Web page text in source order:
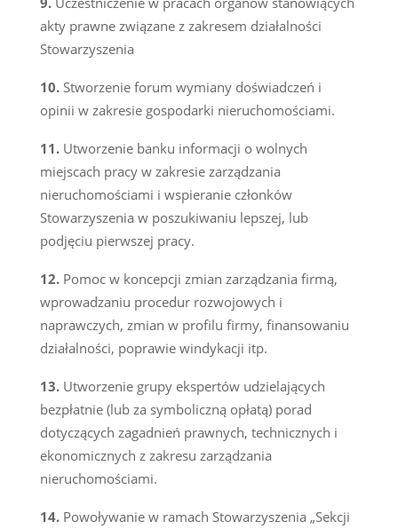
akty prawne związane z zakresem działalności
Stowarzyszenia
Stworzenie forum wymiany doświadczeń i
opinii w zakresie gospodarki nieruchomościami.
Utworzenie banku informacji o wolnych
miejscach pracy w zakresie zarządzania
nieruchomościami i wspieranie członków
Stowarzyszenia w poszukiwaniu lepszej, lub
podjęciu pierwszej pracy.
Pomoc w koncepcji zmian zarządzania firmą,
wprowadzaniu procedur rozwojowych i
naprawczych, zmian w profilu firmy, finansowaniu
działalności, poprawie windykacji itp.
Utworzenie grupy ekspertów udzielających
bezpłatnie (lub za symboliczną opłatą) porad
dotyczących zagadnień prawnych, technicznych i
ekonomicznych z zakresu zarządzania
nieruchomościami.
Powoływanie w ramach Stowarzyszenia „Sekcji